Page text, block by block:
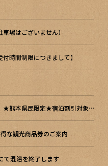
場はございません）
時間制限につきまして】
県民限定★宿泊割引対象施設です！
な観光商品券のご案内
て混浴を終了します